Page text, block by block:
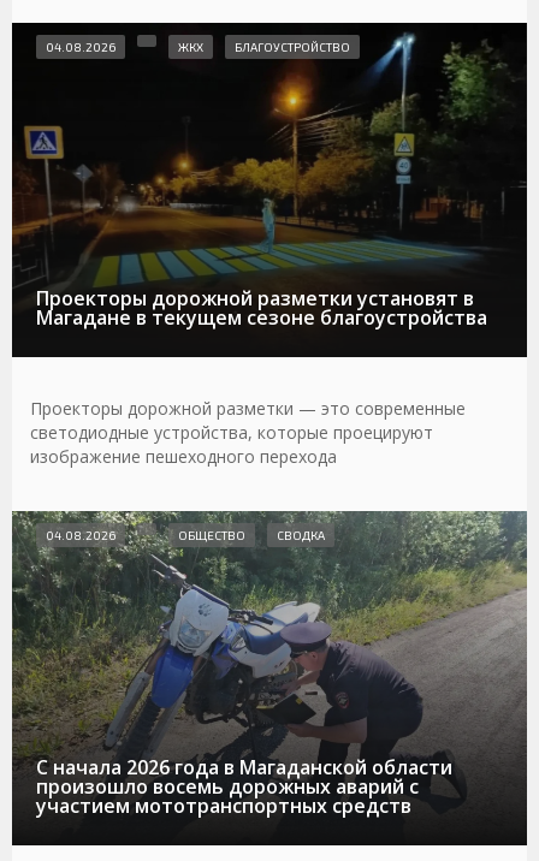
Проекторы дорожной разметки установят в
Магадане в текущем сезоне благоустройства
04.08.2026 ЖКХ БЛАГОУСТРОЙСТВО
Проекторы дорожной разметки — это современные
светодиодные устройства, которые проецируют
изображение пешеходного перехода
С начала 2026 года в Магаданской области
произошло восемь дорожных аварий с
участием мототранспортных средств
04.08.2026 ОБЩЕСТВО СВОДКА